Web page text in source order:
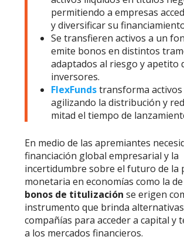
permitiendo a empresas
y diversificar su
Se transfieren activos a un
emite bonos en distintos
adaptados al riesgo y apetito
inversores.
FlexFundstransforma activos
agilizando la distribución y
mitad el tiempo de
En medio de las apremiantes
financiación global empresarial y la
incertidumbre sobre el futuro de la
monetaria en economías como la de
bonos de titulización se erigen
instrumento que brinda
compañías para acceder a capital y
a los mercados financieros.